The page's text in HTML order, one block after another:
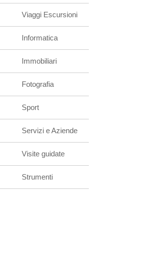
Viaggi Escursioni
Informatica
Immobiliari
Fotografia
Sport
Servizi e Aziende
Visite guidate
Strumenti